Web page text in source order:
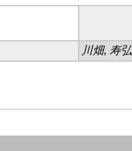
川畑, 寿弘